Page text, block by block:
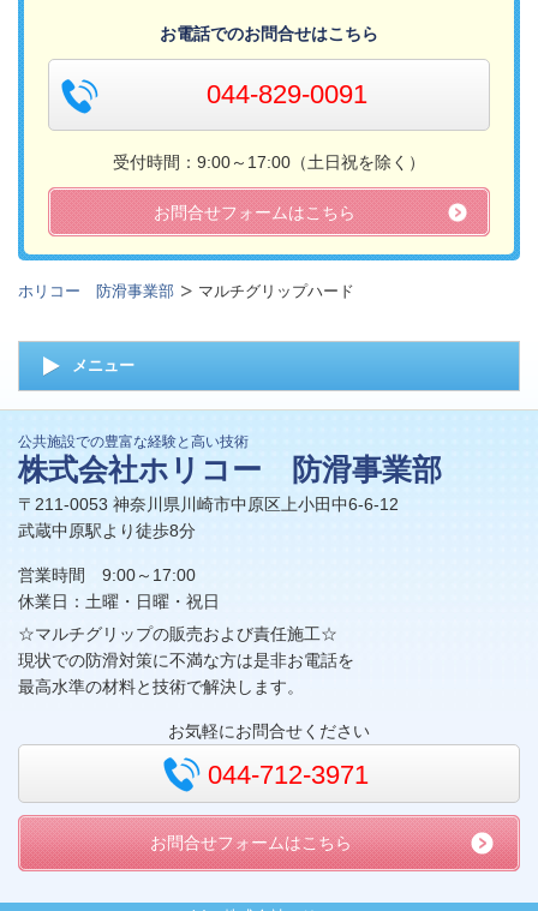
お電話でのお問合せはこちら
044-829-0091
受付時間：9:00～17:00（土日祝を除く）
お問合せフォームはこちら
ホリコー 防滑事業部 マルチグリップハード
メニュー
公共施設での豊富な経験と高い技術
株式会社ホリコー 防滑事業部
〒211-0053 神奈川県川崎市中原区上小田中6-6-12
武蔵中原駅より徒歩8分
営業時間 9:00～17:00
休業日：土曜・日曜・祝日
☆マルチグリップの販売および責任施工☆
現状での防滑対策に不満な方は是非お電話を
最高水準の材料と技術で解決します。
お気軽にお問合せください
044-712-3971
お問合せフォームはこちら